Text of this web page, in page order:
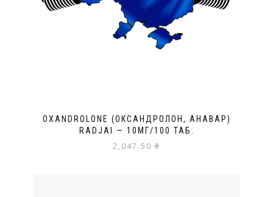
OXANDROLONE (ОКСАНДРОЛОН, АНАВАР)
RADJAI — 10МГ/100 ТАБ.
2,047.50 ₴